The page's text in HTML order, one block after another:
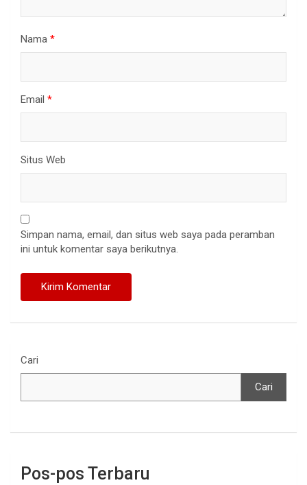
Nama *
Email *
Situs Web
Simpan nama, email, dan situs web saya pada peramban
ini untuk komentar saya berikutnya.
Cari
Cari
Pos-pos Terbaru